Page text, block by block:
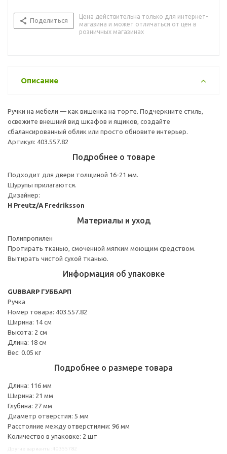
Поделиться
Цена действительна только для интернет-
магазина и может отличаться от цен в
розничных магазинах
Описание
Ручки на мебели — как вишенка на торте. Подчеркните стиль,
освежите внешний вид шкафов и ящиков, создайте
сбалансированный облик или просто обновите интерьер.
Артикул: 403.557.82
Подробнее о товаре
Подходит для двери толщиной 16-21 мм.
Шурупы прилагаются.
Дизайнер:
H Preutz/A Fredriksson
Материалы и уход
Полипропилен
Протирать тканью, смоченной мягким моющим средством.
Вытирать чистой сухой тканью.
Информация об упаковке
GUBBARP ГУББАРП
Ручка
Номер товара: 403.557.82
Ширина: 14 см
Высота: 2 см
Длина: 18 см
Вес: 0.05 кг
Подробнее о размере товара
Длина: 116 мм
Ширина: 21 мм
Глубина: 27 мм
Диаметр отверстия: 5 мм
Расстояние между отверстиями: 96 мм
Количество в упаковке: 2 шт